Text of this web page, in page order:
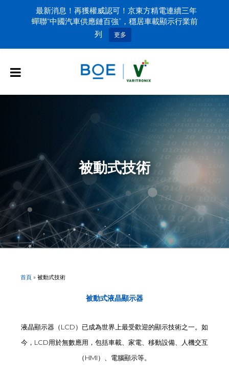
被動式技術
首頁 » 被動式技術
被動式液晶顯示器
液晶顯示器（LCD）已成為世界上最受歡迎的顯示技術之一。如
今，LCD用於無數應用，包括車載、家電、移動設備、人機交互
（HMI）、電腦顯示等。
最新消息！再獲權威認可！京東方精電連續三年
蟬聯“中國汽車供應鏈百強”，穩居車載顯示行業前
列
更多